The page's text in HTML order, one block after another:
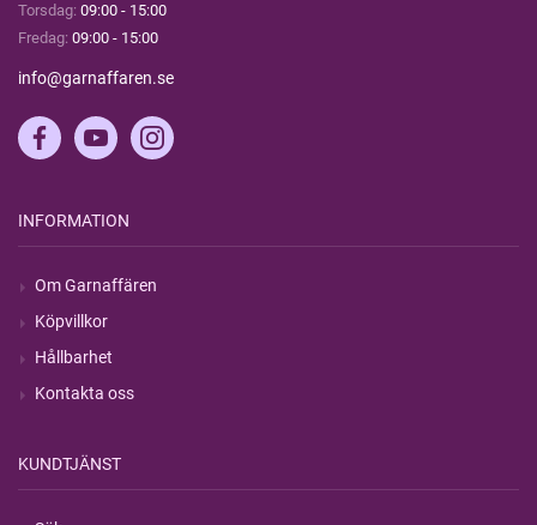
Torsdag: 09:00 - 15:00
Fredag: 09:00 - 15:00
info@garnaffaren.se
INFORMATION
Om Garnaffären
Köpvillkor
Hållbarhet
Kontakta oss
KUNDTJÄNST